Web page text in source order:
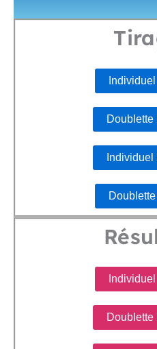
Doublette
Doublette